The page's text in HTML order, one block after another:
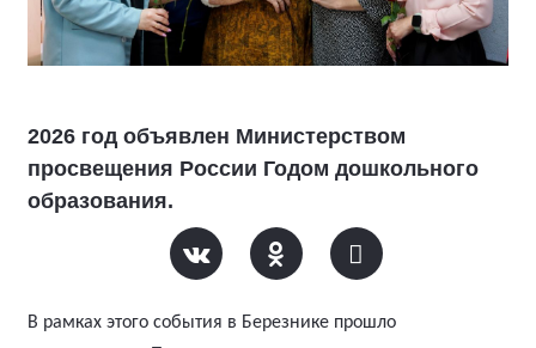
2026 год объявлен Министерством
просвещения России Годом дошкольного
образования.
В рамках этого события в Березнике прошло